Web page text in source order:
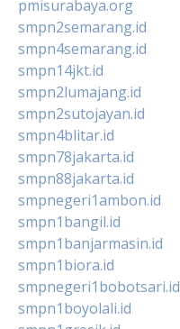
pmisurabaya.org
smpn2semarang.id
smpn4semarang.id
smpn14jkt.id
smpn2lumajang.id
smpn2sutojayan.id
smpn4blitar.id
smpn78jakarta.id
smpn88jakarta.id
smpnegeri1ambon.id
smpn1bangil.id
smpn1banjarmasin.id
smpn1biora.id
smpnegeri1bobotsari.id
smpn1boyolali.id